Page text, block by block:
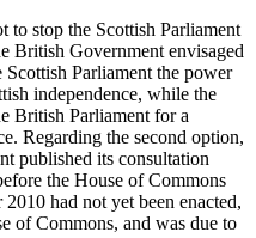
to stop the Scottish Parliament
British Government envisaged
Parliament the power
independence, while the
British Parliament for a
Regarding the second option,
published its consultation
the House of Commons
had not yet been enacted,
of Commons, and was due to